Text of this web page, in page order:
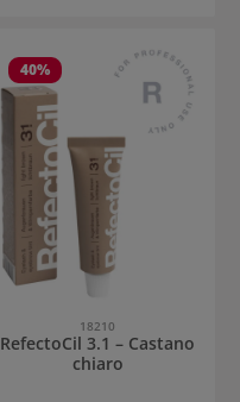
40%
18210
RefectoCil 3.1 – Castano
chiaro